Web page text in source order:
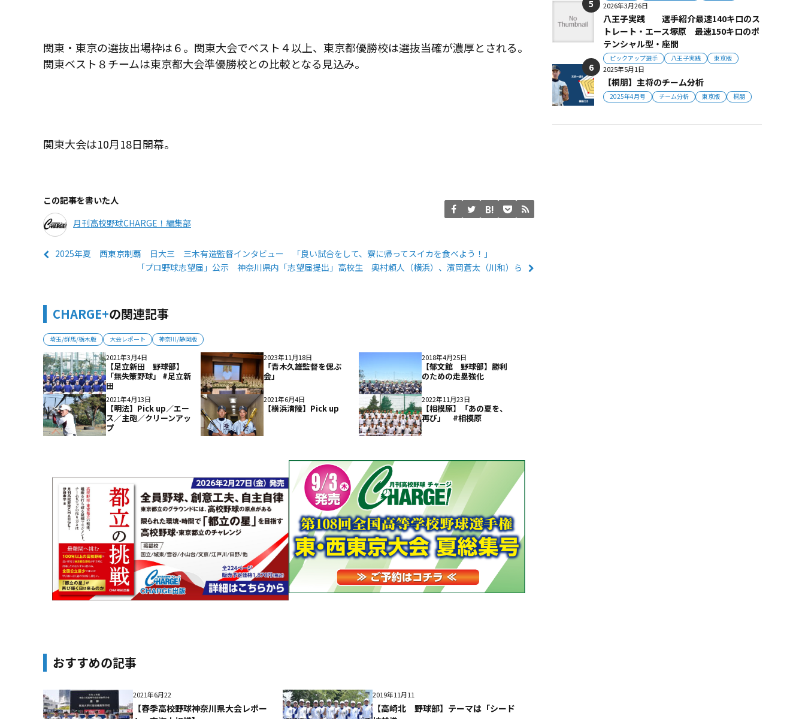
関東・東京の選抜出場枠は６。関東大会でベスト４以上、東京都優勝校は選抜当確が濃厚とされる。
関東ベスト８チームは東京都大会準優勝校との比較となる見込み。
関東大会は10月18日開幕。
この記事を書いた人
月刊高校野球CHARGE！編集部
2025年夏 西東京制覇 日大三 三木有造監督インタビュー 「良い試合をして、寮に帰ってスイカを食べよう！」
「プロ野球志望届」公示 神奈川県内「志望届提出」高校生 奥村頼人（横浜）、濱岡蒼太（川和）ら
CHARGE+の関連記事
埼玉/群馬/栃木版 大会レポート 神奈川/静岡版
2021年3月4日
【足立新田 野球部】
「無失策野球」 #足立新
田
2023年11月18日
「青木久雄監督を偲ぶ
会」
2018年4月25日
【郁文館 野球部】勝利
のための走塁強化
2021年4月13日
【明法】Pick up／エー
ス／主砲／クリーンアッ
プ
2021年6月4日
【横浜清陵】Pick up
2022年11月23日
【相模原】「あの夏を、
再び」 #相模原
おすすめの記事
2021年6月22
【春季高校野球神奈川県大会レポー
2019年11月11
【高崎北 野球部】テーマは「シード
2026年3月26日
八王子実践 選手紹介最速140キロのス
トレート・エース塚原 最速150キロのポ
テンシャル型・座間
ピックアップ選手 八王子実践 東京版
2025年5月1日
【桐朋】主将のチーム分析
2025年4月号 チーム分析 東京版 桐朋